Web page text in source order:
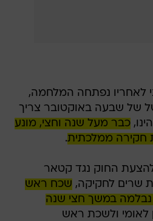
לאחריו נפתחה המלחמה,
של שבעה באוקטובר צריך
כבר מעל שנה וחצי, מונע
חקירה ממלכתית.
להצעת החוק נגד קטאר
שרים לחקיקה, שכח ראש
נבלמה במשך חצי שנה
ולשכת ראש